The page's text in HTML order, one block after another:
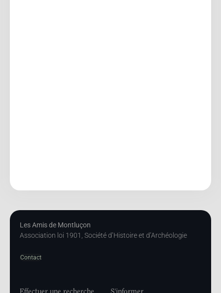
Les Amis de Montluçon
Association loi 1901, Société d’Histoire et d’Archéologie
Contact